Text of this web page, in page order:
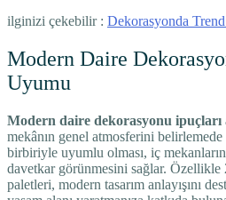
ilginizi çekebilir : Dekorasyonda
Modern Daire
Uyumu
Modern daire dekorasyonu ipuçları
mekânın genel atmosferini
birbiriyle uyumlu olması, iç
davetkar görünmesini sağlar. Özellikle
paletleri, modern tasarım anlayışını